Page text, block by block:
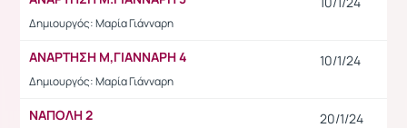
Δημιουργός: Μαρία Γιάνναρη
ΑΝΑΡΤΗΣΗ Μ,ΓΙΑΝΝΑΡΗ 4
Δημιουργός: Μαρία Γιάνναρη
10/1/24
ΝΑΠΟΛΗ 2 20/1/24